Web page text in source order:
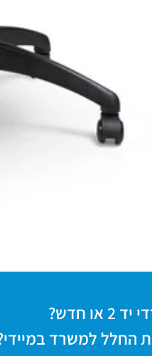
חדש?
החלל למשרד